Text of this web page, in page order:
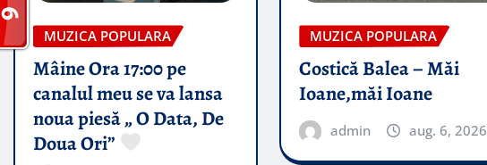
MUZICA POPULARA
Mâine Ora 17:00 pe
canalul meu se va lansa
noua piesă „ O Data, De
Doua Ori”
MUZICA POPULARA
Costică Balea – Măi
Ioane,măi Ioane
admin aug. 6, 2026